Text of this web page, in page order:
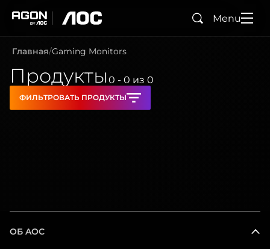
ПоискMenu
Главная Gaming Monitors
Продукты0 - 0 из 0
ФИЛЬТРОВАТЬ ПРОДУКТЫ
ОБ AOC